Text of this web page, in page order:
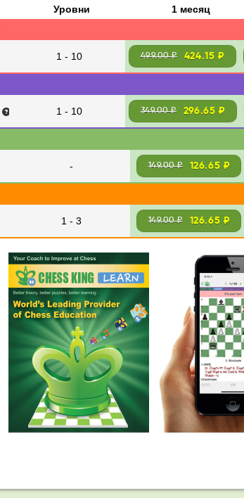
Уровни 1 месяц
1 - 10 499.00 ₽ 424.15 ₽
1 - 10 349.00 ₽ 296.65 ₽
- 149.00 ₽ 126.65 ₽
1 - 3 149.00 ₽ 126.65 ₽